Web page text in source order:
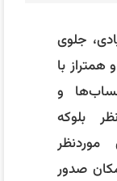
جلوی
با
و
بلوکه
صدور